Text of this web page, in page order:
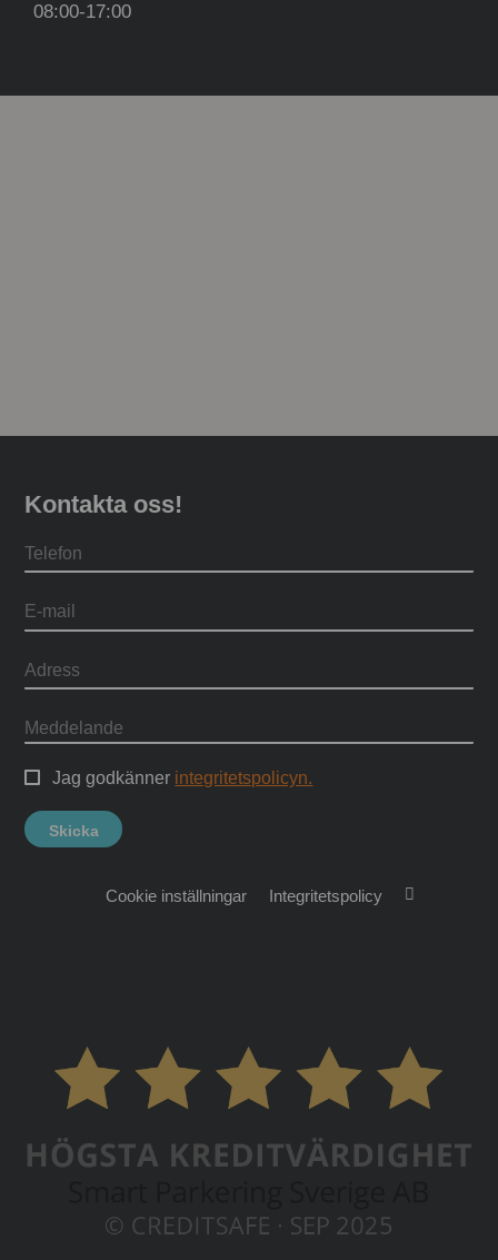
08:00-17:00
Kontakta oss!
Jag godkänner integritetspolicyn.
Cookie inställningar Integritetspolicy